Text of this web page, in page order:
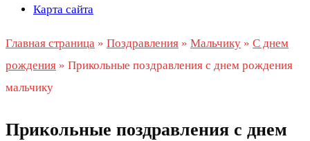
Карта сайта
Главная страница » Поздравления » Мальчику » С днем
рождения » Прикольные поздравления с днем рождения
мальчику
Прикольные поздравления с днем